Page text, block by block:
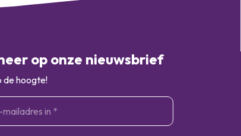
op onze nieuwsbrief
de hoogte!